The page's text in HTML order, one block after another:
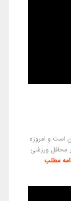
است و امروزه
محافل ورزشی
مطلب